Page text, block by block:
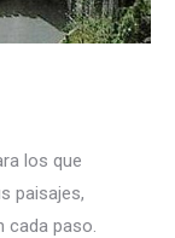
los que
paisajes,
cada paso.